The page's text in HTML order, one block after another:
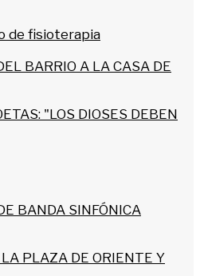
de fisioterapia
BARRIO A LA CASA DE
"LOS DIOSES DEBEN
BANDA SINFÓNICA
PLAZA DE ORIENTE Y